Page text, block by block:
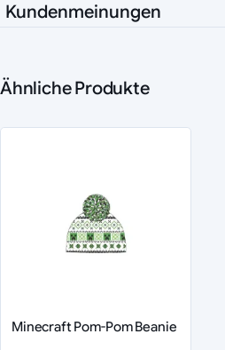
Kundenmeinungen
Ähnliche Produkte
Minecraft Pom-Pom Beanie